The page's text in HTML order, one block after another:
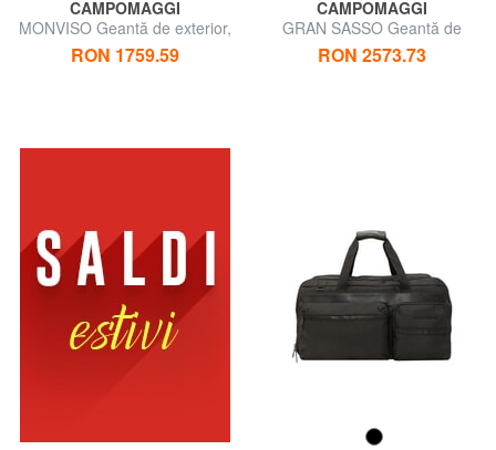
CAMPOMAGGI
MONVISO Geantă de exterior,
cu curea de umăr
RON 1759.59
CAMPOMAGGI
GRAN SASSO Geantă de
voiaj pentru exterior
RON 2573.73